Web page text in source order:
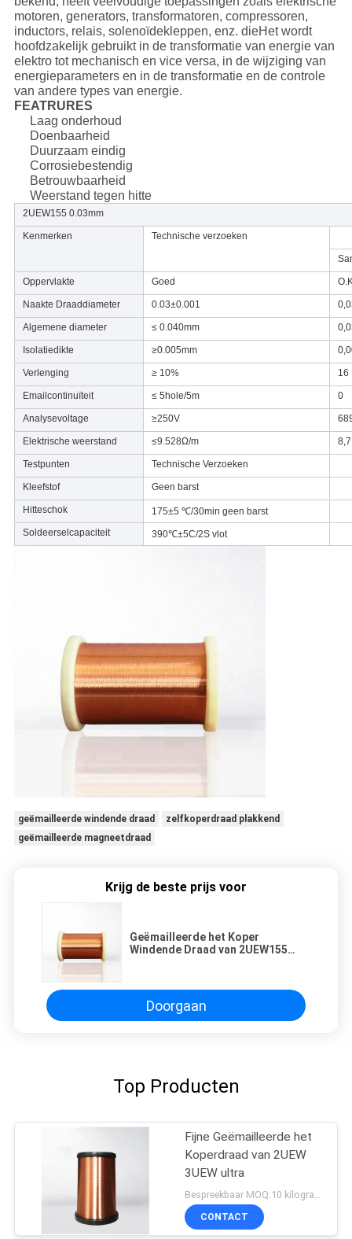
motoren, generators, transformatoren, compressoren,
inductors, relais, solenoïdekleppen, enz. dieHet wordt
hoofdzakelijk gebruikt in de transformatie van energie van
elektro tot mechanisch en vice versa, in de wijziging van
energieparameters en in de transformatie en de controle
van andere types van energie.
FEATRURES
Laag onderhoud
Doenbaarheid
Duurzaam eindig
Corrosiebestendig
Betrouwbaarheid
Weerstand tegen hitte
2UEW155 0.03mm
Kenmerken Technische verzoeken
Oppervlakte Goed
Naakte Draaddiameter 0.03±0.001
Algemene diameter ≤ 0.040mm
Isolatiedikte ≥0.005mm
Verlenging ≥ 10% 16
Emailcontinuïteit ≤ 5hole/5m 0
Analysevoltage ≥250V
Elektrische weerstand ≤9.528Ω/m
Testpunten Technische Verzoeken
Kleefstof Geen barst
Hitteschok
175±5 ℃/30min geen barst
Soldeerselcapaciteit
390℃±5C/2S vlot
geëmailleerde windende draad
zelfkoperdraad plakkend
geëmailleerde magneetdraad
Krijg de beste prijs voor
Geëmailleerde het Koper
Windende Draad van 2UEW155
Doorgaan
Top Producten
Fijne Geëmailleerde het
Koperdraad van 2UEW
3UEW ultra
Bespreekbaar MOQ:10 kilogram/Kilogram
CONTACT